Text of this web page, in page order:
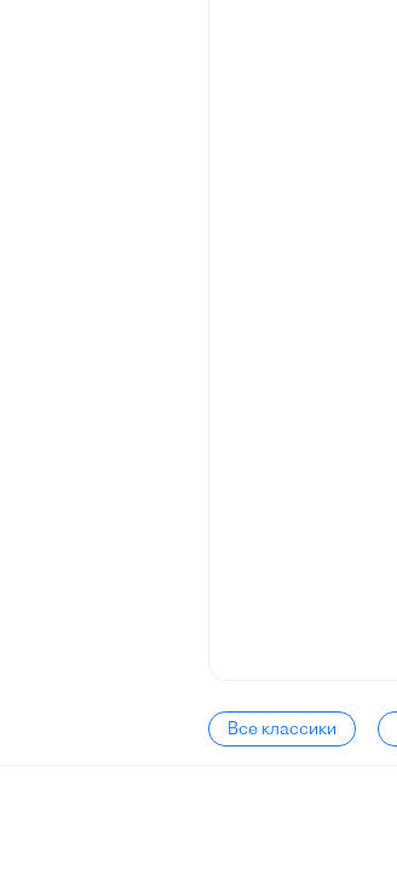
Все классики